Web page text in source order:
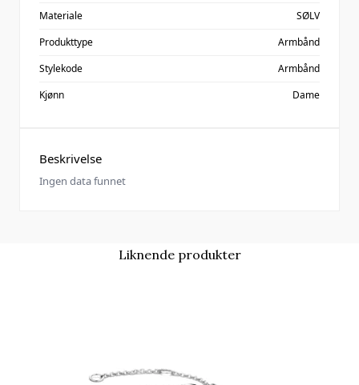
Beskrivelse
Ingen data funnet
Materiale
SØLV
Produkttype
Armbånd
Stylekode
Armbånd
Kjønn
Dame
Liknende produkter